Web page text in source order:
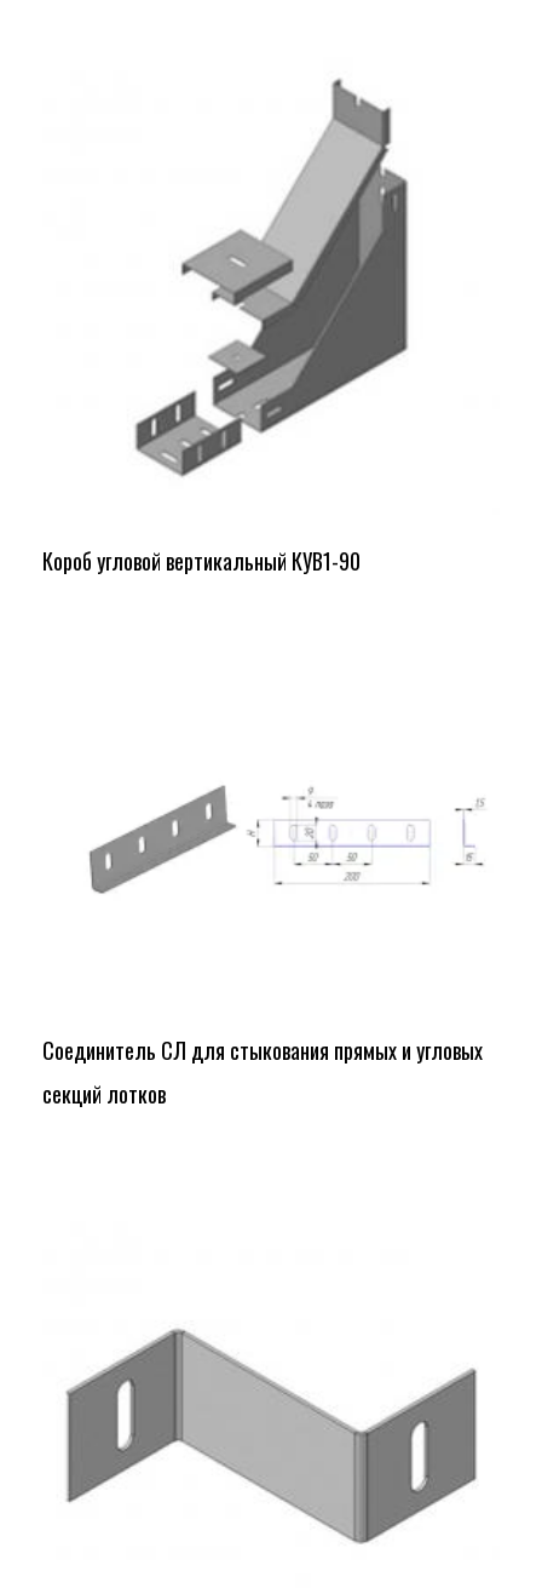
Короб угловой вертикальный КУВ1-90
Соединитель СЛ для стыкования прямых и угловых
секций лотков